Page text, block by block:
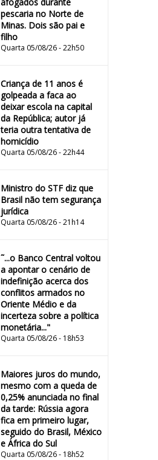
pescaria no Norte de
Minas. Dois são pai e
filho
Quarta 05/08/26 - 22h50
Criança de 11 anos é
golpeada a faca ao
deixar escola na capital
da República; autor já
teria outra tentativa de
homicídio
Quarta 05/08/26 - 22h44
Ministro do STF diz que
Brasil não tem segurança
jurídica
Quarta 05/08/26 - 21h14
˜...o Banco Central voltou
a apontar o cenário de
indefinição acerca dos
conflitos armados no
Oriente Médio e da
incerteza sobre a política
monetária..."
Quarta 05/08/26 - 18h53
Maiores juros do mundo,
mesmo com a queda de
0,25% anunciada no final
da tarde: Rússia agora
fica em primeiro lugar,
seguido do Brasil, México
e África do Sul
Quarta 05/08/26 - 18h52